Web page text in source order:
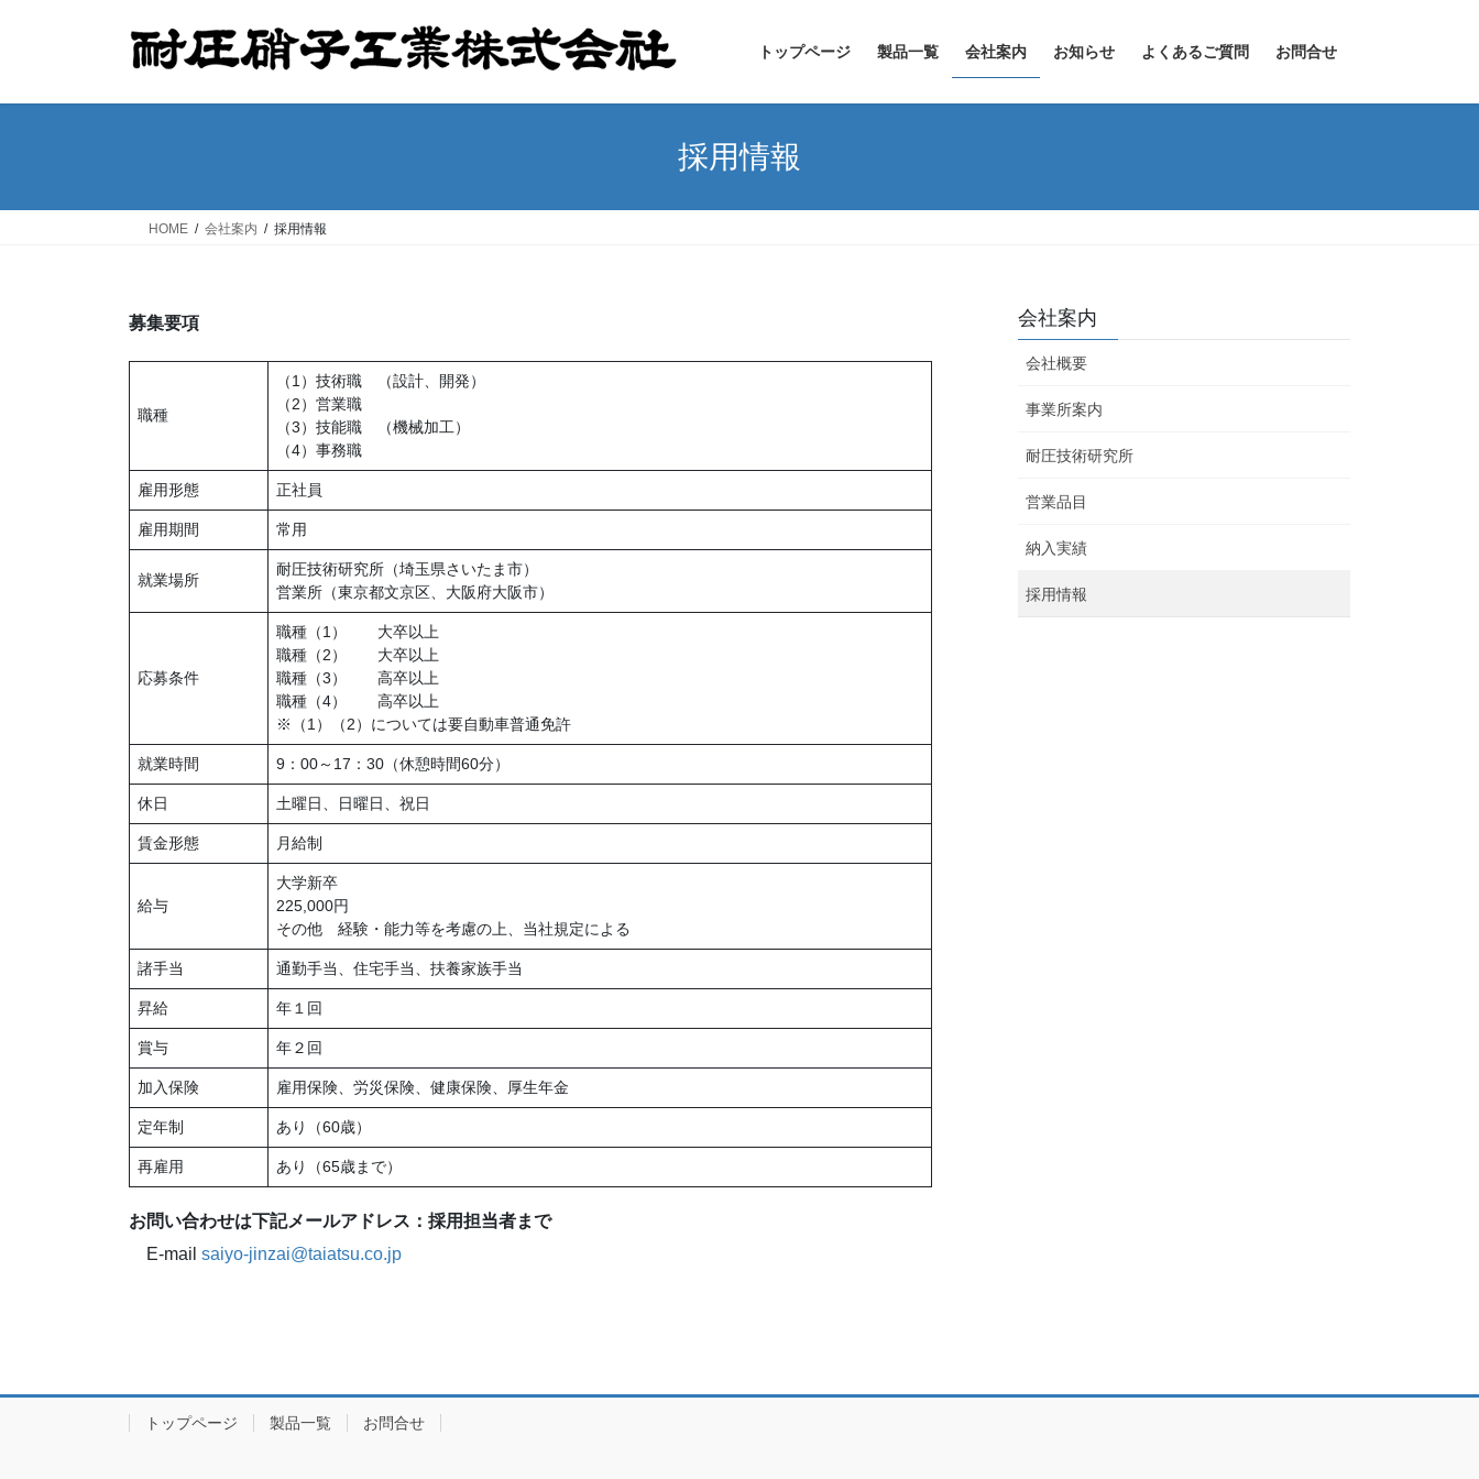
トップページ 製品一覧 会社案内 お知らせ よくあるご質問 お問合せ
採用情報
HOME 会社案内 採用情報
募集要項
職種
（1）技術職 （設計、開発）
（2）営業職
（3）技能職 （機械加工）
（4）事務職
雇用形態 正社員
雇用期間 常用
就業場所
耐圧技術研究所（埼玉県さいたま市）
営業所（東京都文京区、大阪府大阪市）
応募条件
職種（1） 大卒以上
職種（2） 大卒以上
職種（3） 高卒以上
職種（4） 高卒以上
※（1）（2）については要自動車普通免許
就業時間 9：00～17：30（休憩時間60分）
休日 土曜日、日曜日、祝日
賃金形態 月給制
給与
大学新卒
225,000円
その他 経験・能力等を考慮の上、当社規定による
諸手当 通勤手当、住宅手当、扶養家族手当
昇給 年１回
賞与 年２回
加入保険 雇用保険、労災保険、健康保険、厚生年金
定年制 あり（60歳）
再雇用 あり（65歳まで）
お問い合わせは下記メールアドレス：採用担当者まで
E-mail saiyo-jinzai@taiatsu.co.jp
会社案内
会社概要
事業所案内
耐圧技術研究所
営業品目
納入実績
採用情報
トップページ 製品一覧 お問合せ